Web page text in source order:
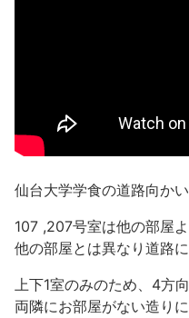
仙台大学学食の道路向か
107 ,207号室は他の部屋
他の部屋とは異なり道路
上下1室のみのため、4方
両隣にお部屋がない造り